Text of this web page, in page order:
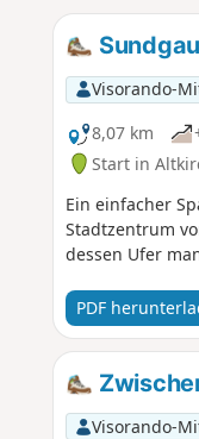
Visorando-
8,07 km
Start in
Ein einfacher
Stadtzentrum
dessen Ufer
PDF
Visorando-